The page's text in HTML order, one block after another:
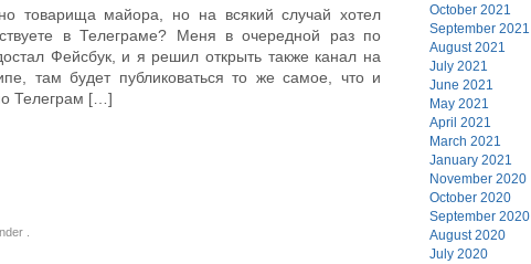
товарища майора, но на всякий случай хотел
в Телеграме? Меня в очередной раз по
Фейсбук, и я решил открыть также канал на
там будет публиковаться то же самое, что и
Телеграм […]
October 2021
September 2021
August 2021
July 2021
June 2021
May 2021
April 2021
March 2021
January 2021
November 2020
October 2020
September 2020
August 2020
July 2020